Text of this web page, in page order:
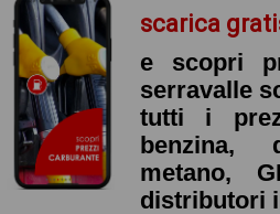
scarica
e scopri
serravalle
tutti i
benzina,
metano,
distributori